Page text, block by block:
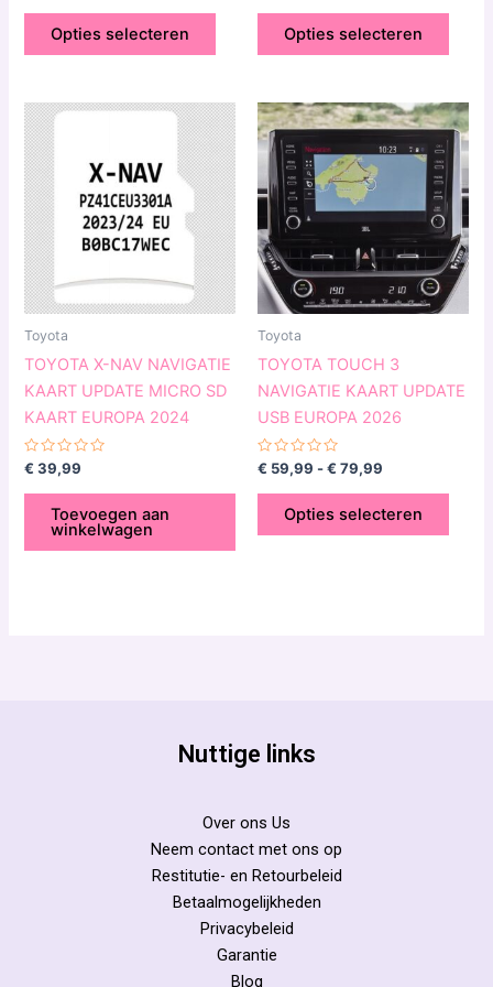
uit
Opties selecteren
uit
Opties selecteren
Toyota
TOYOTA X-NAV NAVIGATIE
KAART UPDATE MICRO SD
KAART EUROPA 2024
Gewaardeerd
0
uit
€ 39,99
Toevoegen aan
winkelwagen
Toyota
TOYOTA TOUCH 3
NAVIGATIE KAART UPDATE
USB EUROPA 2026
Gewaardeerd
0
uit
€ 59,99 -€ 79,99
Prijsklasse:
€ 59,99
tot
€ 79,99
Opties selecteren
Dit
heeft
Deze
optie
kan
Nuttige links
Over ons Us
Neem contact met ons op
Restitutie- en Retourbeleid
Betaalmogelijkheden
Privacybeleid
Garantie
Blog